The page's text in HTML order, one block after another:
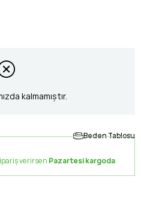
kalmamıştır.
Beden Tablosu
verirsen Pazartesi kargoda